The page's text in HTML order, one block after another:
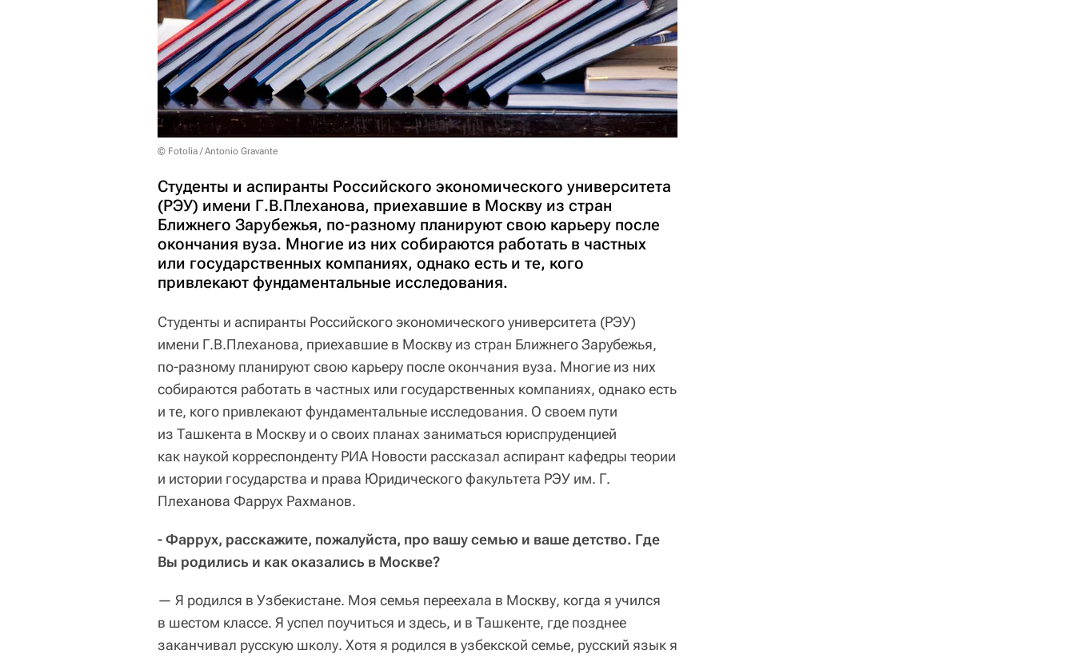
© Fotolia / Antonio Gravante
Студенты и аспиранты Российского экономического университета
(РЭУ) имени Г.В.Плеханова, приехавшие в Москву из стран
Ближнего Зарубежья, по-разному планируют свою карьеру после
окончания вуза. Многие из них собираются работать в частных
или государственных компаниях, однако есть и те, кого
привлекают фундаментальные исследования.
Студенты и аспиранты Российского экономического университета (РЭУ)
имени Г.В.Плеханова, приехавшие в Москву из стран Ближнего Зарубежья,
по-разному планируют свою карьеру после окончания вуза. Многие из них
собираются работать в частных или государственных компаниях, однако есть
и те, кого привлекают фундаментальные исследования. О своем пути
из Ташкента в Москву и о своих планах заниматься юриспруденцией
как наукой корреспонденту РИА Новости рассказал аспирант кафедры теории
и истории государства и права Юридического факультета РЭУ им. Г.
Плеханова Фаррух Рахманов.
- Фаррух, расскажите, пожалуйста, про вашу семью и ваше детство. Где
Вы родились и как оказались в Москве?
— Я родился в Узбекистане. Моя семья переехала в Москву, когда я учился
в шестом классе. Я успел поучиться и здесь, и в Ташкенте, где позднее
заканчивал русскую школу. Хотя я родился в узбекской семье, русский язык я